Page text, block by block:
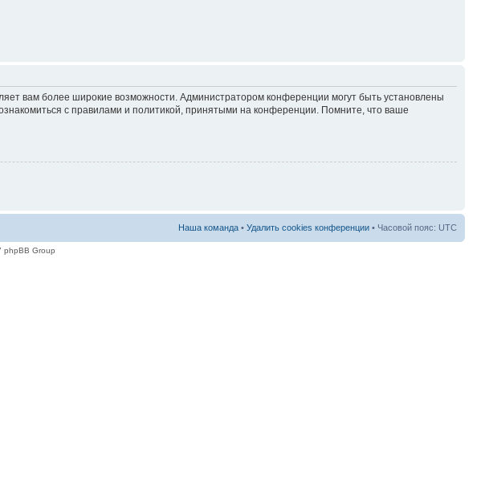
вам более широкие возможности. Администратором конференции могут быть установлены
с правилами и политикой, принятыми на конференции. Помните, что ваше
Наша команда • Удалить cookies конференции • Часовой пояс: UTC
phpBB Group